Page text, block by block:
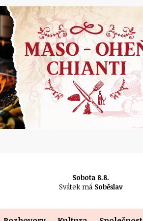
Sobota 8.8.
Svátek má Soběslav